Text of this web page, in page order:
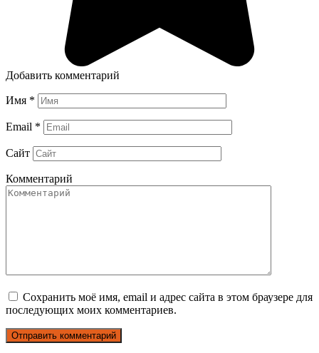
Добавить комментарий
Имя *
Email *
Сайт
Комментарий
Сохранить моё имя, email и адрес сайта в этом браузере для
последующих моих комментариев.